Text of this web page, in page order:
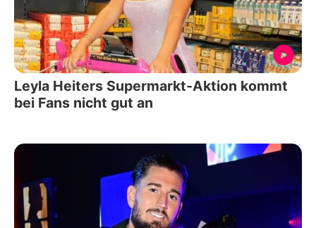
Leyla Heiters Supermarkt-Aktion kommt
bei Fans nicht gut an